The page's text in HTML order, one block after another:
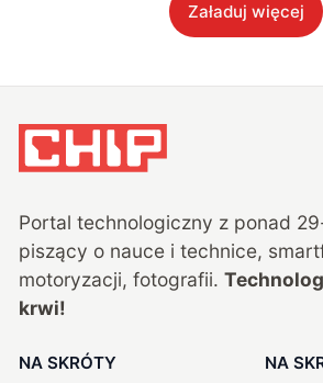
Załaduj więcej
Portal technologiczny z ponad 29
piszący o nauce i technice,
motoryzacji, fotografii.
krwi!
NA SKRÓTY NA